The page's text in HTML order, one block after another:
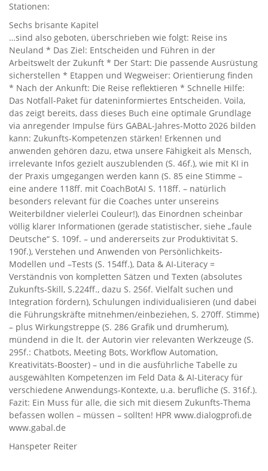
Stationen:
Sechs brisante Kapitel
…sind also geboten, überschrieben wie folgt: Reise ins
Neuland * Das Ziel: Entscheiden und Führen in der
Arbeitswelt der Zukunft * Der Start: Die passende Ausrüstung
sicherstellen * Etappen und Wegweiser: Orientierung finden
* Nach der Ankunft: Die Reise reflektieren * Schnelle Hilfe:
Das Notfall-Paket für dateninformiertes Entscheiden. Voila,
das zeigt bereits, dass dieses Buch eine optimale Grundlage
via anregender Impulse fürs GABAL-Jahres-Motto 2026 bilden
kann: Zukunfts-Kompetenzen stärken! Erkennen und
anwenden gehören dazu, etwa unsere Fähigkeit als Mensch,
irrelevante Infos gezielt auszublenden (S. 46f.), wie mit KI in
der Praxis umgegangen werden kann (S. 85 eine Stimme –
eine andere 118ff. mit CoachBotAI S. 118ff. – natürlich
besonders relevant für die Coaches unter unsereins
Weiterbildner vielerlei Couleur!), das Einordnen scheinbar
völlig klarer Informationen (gerade statistischer, siehe „faule
Deutsche“ S. 109f. – und andererseits zur Produktivität S.
190f.), Verstehen und Anwenden von Persönlichkeits-
Modellen und –Tests (S. 154ff.), Data & AI-Literacy =
Verständnis von kompletten Sätzen und Texten (absolutes
Zukunfts-Skill, S.224ff., dazu S. 256f. Vielfalt suchen und
Integration fördern), Schulungen individualisieren (und dabei
die Führungskräfte mitnehmen/einbeziehen, S. 270ff. Stimme)
– plus Wirkungstreppe (S. 286 Grafik und drumherum),
mündend in die lt. der Autorin vier relevanten Werkzeuge (S.
295f.: Chatbots, Meeting Bots, Workflow Automation,
Kreativitäts-Booster) – und in die ausführliche Tabelle zu
ausgewählten Kompetenzen im Feld Data & AI-Literacy für
verschiedene Anwendungs-Kontexte, u.a. berufliche (S. 316f.).
Fazit: Ein Muss für alle, die sich mit diesem Zukunfts-Thema
befassen wollen – müssen – sollten! HPR www.dialogprofi.de
www.gabal.de
Hanspeter Reiter